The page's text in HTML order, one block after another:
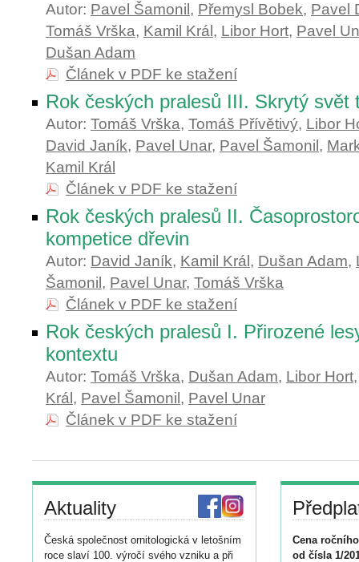
Autor: Pavel Šamonil , Přemysl Bobek, Pavel
Tomáš Vrška, Kamil Král , Libor Hort, Pavel
Dušan Adam
Článek v PDF ke stažení
Rok českých pralesů III. Skrytý svět
Autor: Tomáš Vrška, Tomáš Přívětivý, Libor
David Janík, Pavel Unar, Pavel Šamonil ,
Kamil Král
Článek v PDF ke stažení
Rok českých pralesů II.
kompetice dřevin
Autor: David Janík, Kamil Král , Dušan Adam,
Šamonil , Pavel Unar, Tomáš Vrška
Článek v PDF ke stažení
Rok českých pralesů I. Přirozené
kontextu
Autor: Tomáš Vrška, Dušan Adam, Libor Hort
Král , Pavel Šamonil , Pavel Unar
Článek v PDF ke stažení
Aktuality
Česká společnost ornitologická v letošním
roce slaví 100. výročí svého vzniku a při
Cena
od čísla 1/